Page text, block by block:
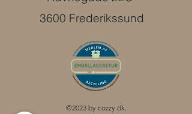
3600 Frederikssund
©2023 by cozzy.dk.